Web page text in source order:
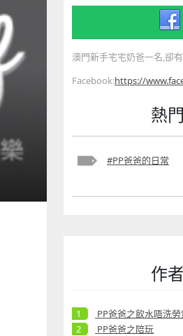
澳門新手宅宅奶爸一名,卻
Facebook:https://
熱
#PP爸爸的日常
作
PP爸爸之飲水唔洗
PP爸爸之陪玩